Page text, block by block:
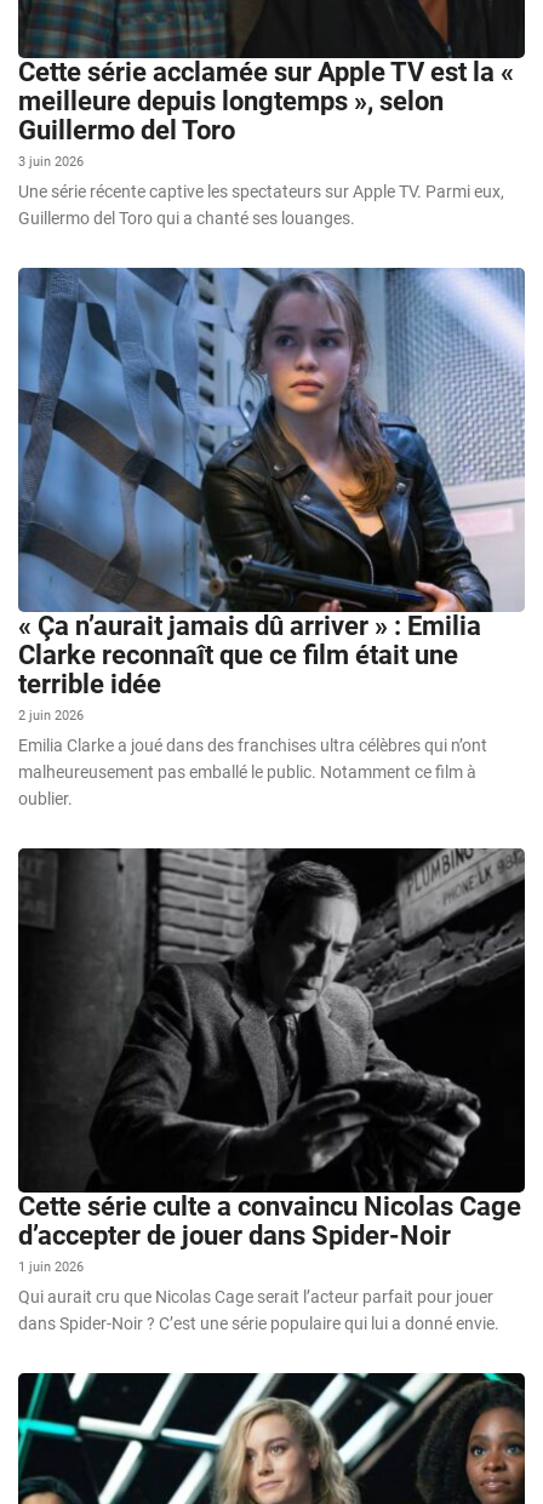
Cette série acclamée sur Apple TV est la «
meilleure depuis longtemps », selon
Guillermo del Toro
3 juin 2026
Une série récente captive les spectateurs sur Apple TV. Parmi eux,
Guillermo del Toro qui a chanté ses louanges.
« Ça n’aurait jamais dû arriver » : Emilia
Clarke reconnaît que ce film était une
terrible idée
2 juin 2026
Emilia Clarke a joué dans des franchises ultra célèbres qui n’ont
malheureusement pas emballé le public. Notamment ce film à
oublier.
Cette série culte a convaincu Nicolas Cage
d’accepter de jouer dans Spider-Noir
1 juin 2026
Qui aurait cru que Nicolas Cage serait l’acteur parfait pour jouer
dans Spider-Noir ? C’est une série populaire qui lui a donné envie.